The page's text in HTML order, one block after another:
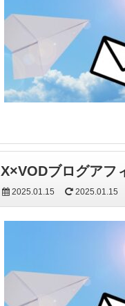
X×VODブログアフ
2025.01.15 2025.01.15